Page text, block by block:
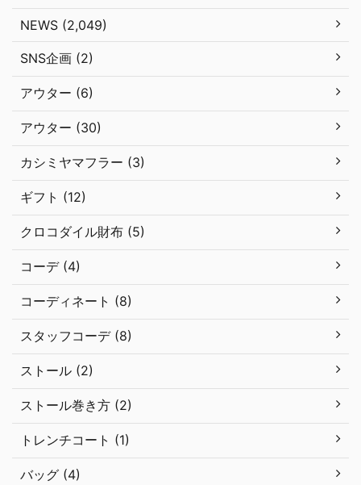
NEWS (2,049)
SNS企画 (2)
アウター (6)
アウター (30)
カシミヤマフラー (3)
ギフト (12)
クロコダイル財布 (5)
コーデ (4)
コーディネート (8)
スタッフコーデ (8)
ストール (2)
ストール巻き方 (2)
トレンチコート (1)
バッグ (4)